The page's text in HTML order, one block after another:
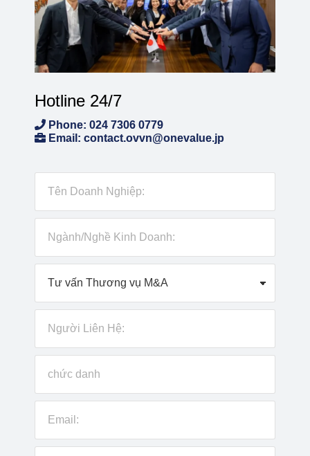
Hotline 24/7
Phone: 024 7306 0779
Email: contact.ovvn@onevalue.jp